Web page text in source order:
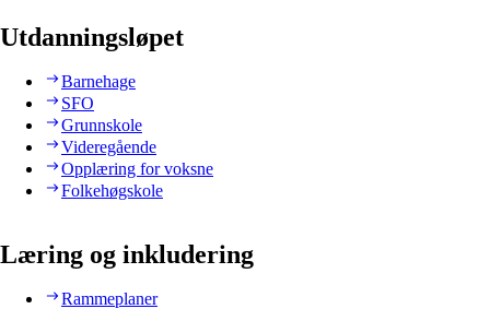
Utdanningsløpet
Barnehage
SFO
Grunnskole
Videregående
Opplæring for voksne
Folkehøgskole
Læring og inkludering
Rammeplaner